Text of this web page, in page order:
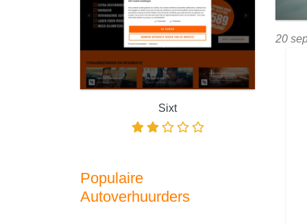
Sixt
Populaire
Autoverhuurders
20